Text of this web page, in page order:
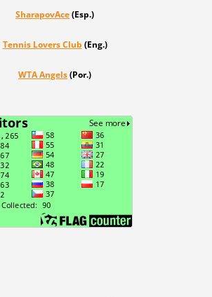
SharapovAce(Esp.)
Tennis Lovers Club (Eng.)
WTA Angels(Por.)